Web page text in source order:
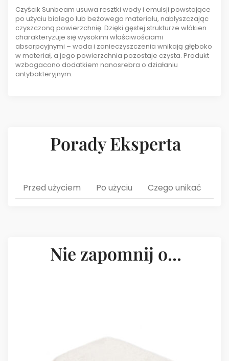
Czyścik Sunbeam usuwa resztki wody i emulsji powstające
po użyciu białego lub beżowego materiału, nabłyszczając
czyszczoną powierzchnię. Dzięki gęstej strukturze włókien
charakteryzuje się wysokimi właściwościami
absorpcyjnymi – woda i zanieczyszczenia wnikają głęboko
w materiał, a jego powierzchnia pozostaje czysta. Produkt
wzbogacono dodatkiem nanosrebra o działaniu
antybakteryjnym.
Porady Eksperta
Przed użyciem Po użyciu Czego unikać
Nie zapomnij o...